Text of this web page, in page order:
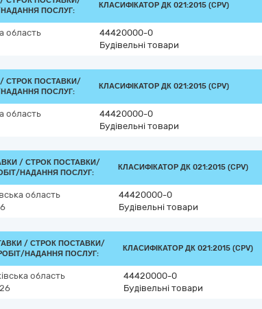
ПОСЛУГ:
КЛАСИФІКАТОР ДК 021:2015 (CPV)
область
44420000-0
Будівельні товари
/ СТРОК ПОСТАВКИ/
ПОСЛУГ:
КЛАСИФІКАТОР ДК 021:2015 (CPV)
область
44420000-0
Будівельні товари
/ СТРОК ПОСТАВКИ/
НАДАННЯ ПОСЛУГ:
КЛАСИФІКАТОР ДК 021:2015 (CPV)
область
44420000-0
Будівельні товари
/ СТРОК ПОСТАВКИ/
НАДАННЯ ПОСЛУГ:
КЛАСИФІКАТОР ДК 021:2015 (CPV)
область
44420000-0
Будівельні товари